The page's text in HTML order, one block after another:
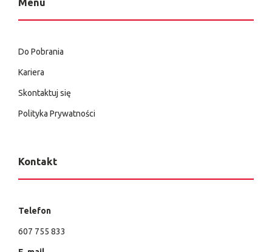
Do Pobrania
Kariera
Skontaktuj się
Polityka Prywatności
Kontakt
Telefon
607 755 833